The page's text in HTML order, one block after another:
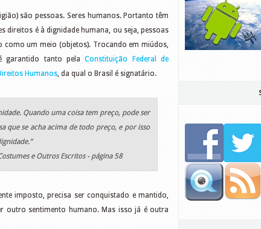
são pessoas. Seres humanos. Portanto têm
direitos é à dignidade humana, ou seja, pessoas
como um meio (objetos). Trocando em miúdos,
garantido tanto pelaConstituição Federal de
Humanos, da qual o Brasil é signatário.
Quando uma coisa tem preço, pode ser
que se acha acima de todo preço, e por isso
e Outros Escritos- página 58
imposto, precisa ser conquistado e mantido,
outro sentimento humano. Mas isso já é outra